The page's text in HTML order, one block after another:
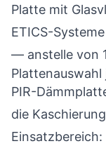
Platte mit
ETICS-
— anstelle von
PIR-
die
Einsatzbereich: